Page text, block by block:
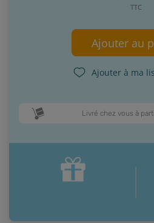
TTC
Ajouter au
Ajouter à ma
Livré chez vous à
Jeudi 13 Août
* Pour une livraison en France